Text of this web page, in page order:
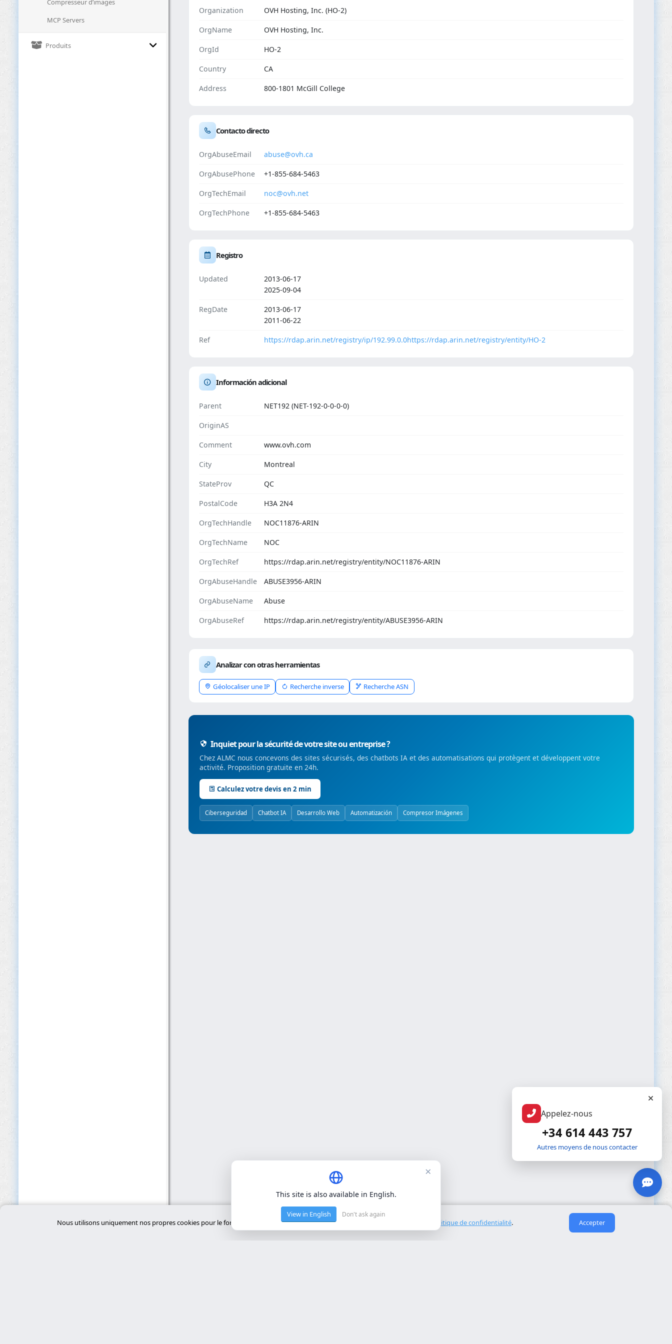
Compresseur d’images
MCP Servers
Produits
Organization OVH Hosting, Inc. (HO-2)
OrgName OVH Hosting, Inc.
OrgId HO-2
Country CA
Address 800-1801 McGill College
Contacto directo
OrgAbuseEmail abuse@ovh.ca
OrgAbusePhone +1-855-684-5463
OrgTechEmail noc@ovh.net
OrgTechPhone +1-855-684-5463
Registro
Updated
2013-06-17
2025-09-04
RegDate
2013-06-17
2011-06-22
Ref https://rdap.arin.net/registry/ip/192.99.0.0https://rdap.arin.net/registry/entity/HO-2
Información adicional
Parent NET192 (NET-192-0-0-0-0)
OriginAS
Comment www.ovh.com
City Montreal
StateProv QC
PostalCode H3A 2N4
OrgTechHandle NOC11876-ARIN
OrgTechName NOC
OrgTechRef https://rdap.arin.net/registry/entity/NOC11876-ARIN
OrgAbuseHandle ABUSE3956-ARIN
OrgAbuseName Abuse
OrgAbuseRef https://rdap.arin.net/registry/entity/ABUSE3956-ARIN
Analizar con otras herramientas
Géolocaliser une IP Recherche inverse Recherche ASN
Inquiet pour la sécurité de votre site ou entreprise ?
Chez ALMC nous concevons des sites sécurisés, des chatbots IA et des automatisations qui protègent et développent votre
activité. Proposition gratuite en 24h.
Calculez votre devis en 2 min
Ciberseguridad Chatbot IA Desarrollo Web Automatización Compresor Imágenes
Nous utilisons uniquement nos propres cookies pour le fonctionnement de base du site. Nous n'utilisons pas de cookies tiers. Politique de confidentialité. Accepter
Appelez-nous
+34 614 443 757
Autres moyens de nous contacter
×
This site is also available in English.
View in English Don't ask again